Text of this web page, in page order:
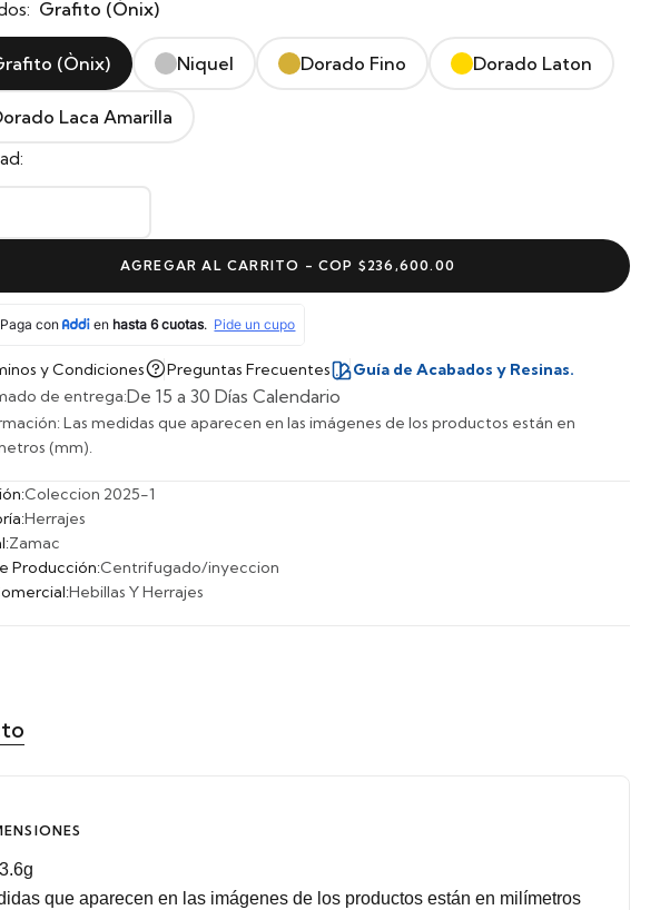
Grafito (Ònix)
(Ònix) Niquel Dorado Fino Dorado Laton
Laca Amarilla
AGREGAR AL CARRITO -COP $236,600.00
y Condiciones Preguntas Frecuentes
Guía de Acabados y Resinas.
de entrega:De 15 a 30 Días Calendario
Las medidas que aparecen en las imágenes de los productos están en
(mm).
Coleccion 2025-1
Herrajes
Zamac
Producción:Centrifugado/inyeccion
Hebillas Y Herrajes
que aparecen en las imágenes de los productos están en milímetros